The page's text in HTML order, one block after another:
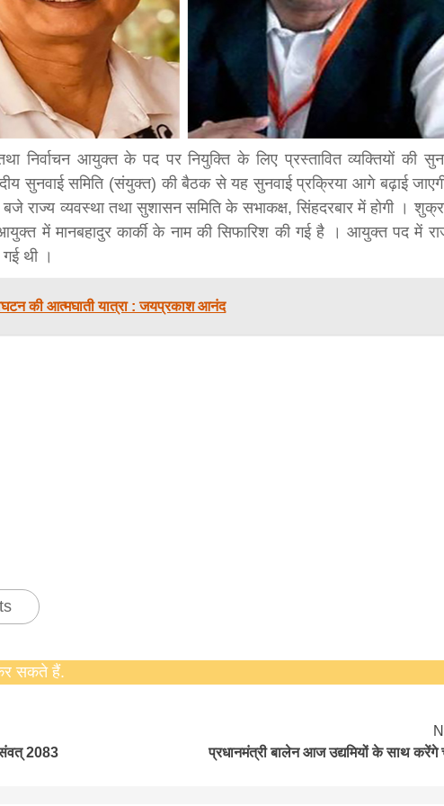
निर्वाचन आयुक्त के पद पर नियुक्ति के लिए प्रस्तावित व्यक्तियों की
सुनवाई समिति (संयुक्त) की बैठक से यह सुनवाई प्रक्रिया आगे बढ़ाई
व्यवस्था तथा सुशासन समिति के सभाकक्ष, सिंहदरबार में होगी ।
में मानबहादुर कार्की के नाम की सिफारिश की गई है । आयुक्त पद में
थी ।
की आत्मघाती यात्रा : जयप्रकाश आनंद
सकते हैं.
2083
प्रधानमंत्री बालेन आज उद्यमियों के साथ करेंगे
सदस्य के रूप में अपनी उम्मीदवारी दे चुकी रेणु दाहाल ने